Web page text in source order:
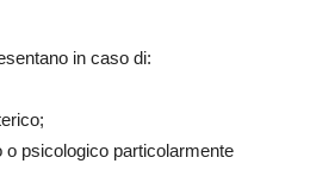
in caso di:
psicologico particolarmente